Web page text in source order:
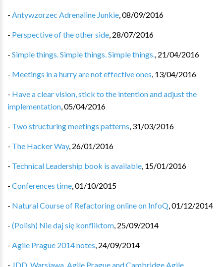
- Antywzorzec Adrenaline Junkie,08/09/2016
- Perspective of the other side, 28/07/2016
- Simple things. Simple things. Simple things., 21/04/2016
- Meetings in a hurry are not effective ones, 13/04/2016
- Have a clear vision, stick to the intention and adjust the
implementation,05/04/2016
- Two structuring meetings patterns, 31/03/2016
- The Hacker Way, 26/01/2016
- Technical Leadership book is available, 15/01/2016
- Conferences time,01/10/2015
- Natural Course of Refactoring online on InfoQ,01/12/2014
- (Polish) Nie daj się konfliktom, 25/09/2014
- Agile Prague 2014 notes, 24/09/2014
- JDD, Warsjawa, Agile Prague and Cambridge Agile